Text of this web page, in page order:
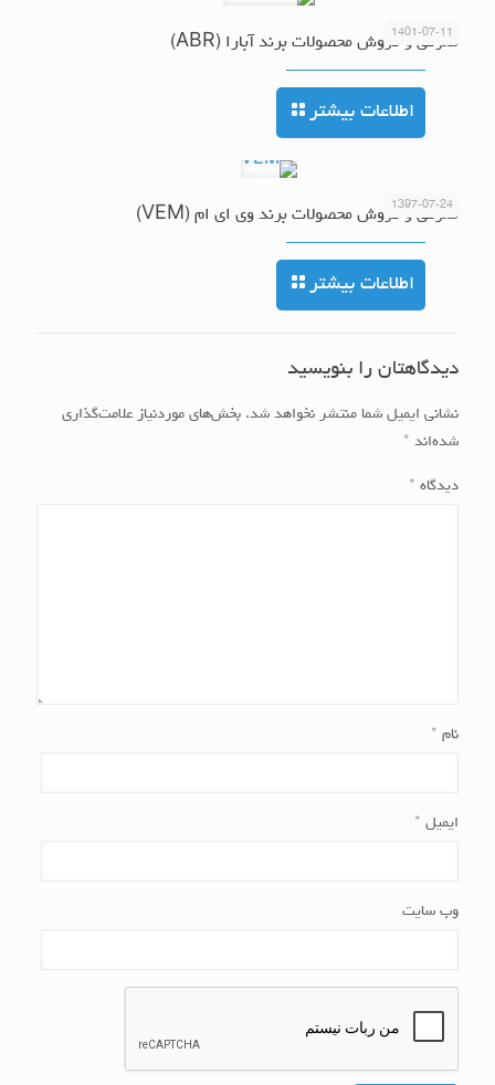
1401-07-11
معرفی و فروش محصولات برند آبارا (ABR)
اطلاعات بیشتر
1397-07-24
معرفی و فروش محصولات برند وی ای ام (VEM)
اطلاعات بیشتر
دیدگاهتان را بنویسید
نشانی ایمیل شما منتشر نخواهد شد. بخش‌های موردنیاز علامت‌گذاری
شده‌اند *
دیدگاه *
نام *
ایمیل *
وب‌ سایت